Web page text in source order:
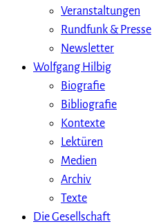
Veranstaltungen
Rundfunk & Presse
Newsletter
Wolfgang Hilbig
Biografie
Bibliografie
Kontexte
Lektüren
Medien
Archiv
Texte
Die Gesellschaft